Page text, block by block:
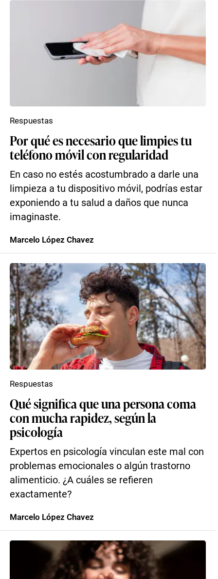
Por qué es necesario que limpies tu
teléfono móvil con regularidad
En caso no estés acostumbrado a darle una
limpieza a tu dispositivo móvil, podrías estar
exponiendo a tu salud a daños que nunca
imaginaste.
Respuestas
Marcelo López Chavez
Qué significa que una persona coma
con mucha rapidez, según la
psicología
Expertos en psicología vinculan este mal con
problemas emocionales o algún trastorno
alimenticio. ¿A cuáles se refieren
exactamente?
Respuestas
Marcelo López Chavez